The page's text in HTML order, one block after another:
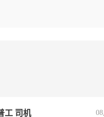
工 司机